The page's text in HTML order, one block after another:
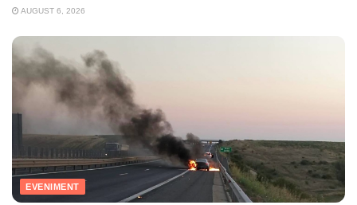
AUGUST 6, 2026
EVENIMENT